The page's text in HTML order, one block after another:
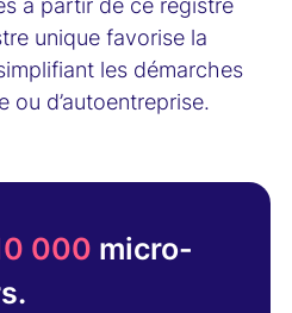
à partir de ce registre
unique favorise la
les démarches
ou d’autoentreprise.
000 micro-